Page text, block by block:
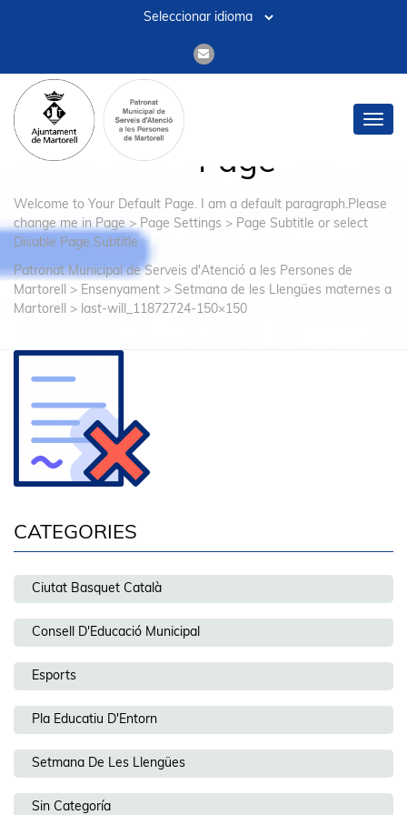
Page
Welcome to Your Default Page. I am a default paragraph.Please
change me in Page > Page Settings > Page Subtitle or select
Disable Page Subtitle
Patronat Municipal de Serveis d'Atenció a les Persones de
Martorell > Ensenyament > Setmana de les Llengües maternes a
Martorell > last-will_11872724-150×150
CATEGORIES
Ciutat Basquet Català
Consell D'Educació Municipal
Esports
Pla Educatiu D'Entorn
Setmana De Les Llengües
Sin Categoría